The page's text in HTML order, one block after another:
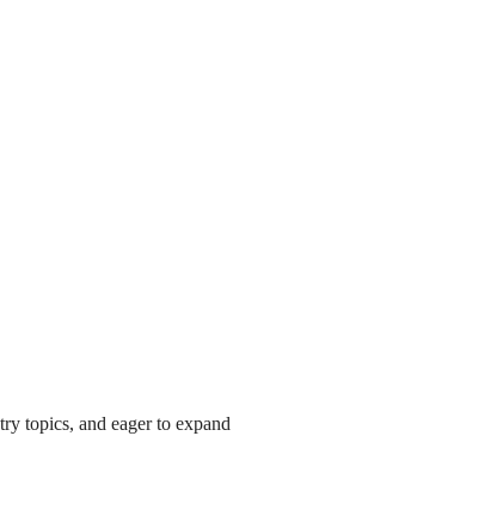
topics, and eager to expand